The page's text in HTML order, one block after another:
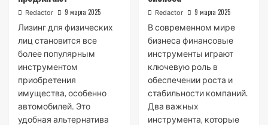
Redactor 9 марта 2025
Лизинг для физических
лиц становится все
более популярным
инструментом
приобретения
имущества, особенно
автомобилей․ Это
удобная альтернатива
Redactor 9 марта 2025
В современном мире
бизнеса финансовые
инструменты играют
ключевую роль в
обеспечении роста и
стабильности компаний.
Два важных
инструмента‚ которые